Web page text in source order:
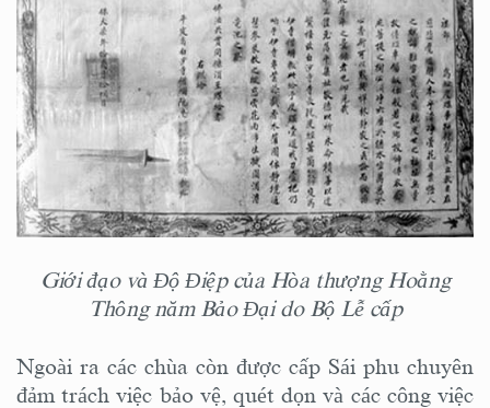
Giới đạo và Độ Điệp của Hòa thượng Hoằng
Thông năm Bảo Đại do Bộ Lễ cấp
Ngoài ra các chùa còn được cấp Sái phu chuyên
đảm trách việc bảo vệ, quét dọn và các công việc